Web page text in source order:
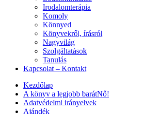
Irodalomterápia
Komoly
Könnyed
Könyvekről, írásról
Nagyvilág
Szolgáltatások
Tanulás
Kapcsolat – Kontakt
Kezdőlap
A könyv a legjobb barátNő!
Adatvédelmi irányelvek
Ajándék